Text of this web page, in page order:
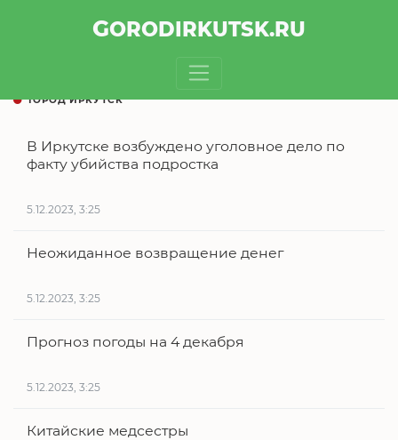
GORODIRKUTSK.RU
ГОРОД ИРКУТСК
В Иркутске возбуждено уголовное дело по
факту убийства подростка
5.12.2023, 3:25
Неожиданное возвращение денег
5.12.2023, 3:25
Прогноз погоды на 4 декабря
5.12.2023, 3:25
Китайские медсестры